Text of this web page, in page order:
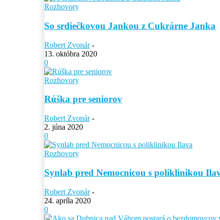
Rozhovory
So srdiečkovou Jankou z Cukrárne Janka
Robert Zvonár -
13. októbra 2020
0
Rozhovory
Rúška pre seniorov
Robert Zvonár -
2. júna 2020
0
Rozhovory
Synlab pred Nemocnicou s poliklinikou
Robert Zvonár -
24. apríla 2020
0